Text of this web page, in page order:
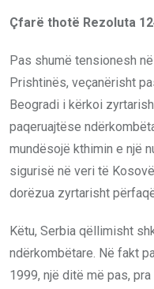
Çfarë thotë Rezoluta
Pas shumë tensionesh
Prishtinës, veçanërisht
Beogradi i kërkoi
paqeruajtëse
mundësojë kthimin e një
sigurisë në veri të
dorëzua zyrtarisht
Këtu, Serbia qëllimisht
ndërkombëtare. Në fakt
1999, një ditë më pas,